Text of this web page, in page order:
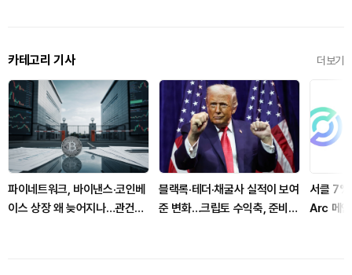
카테고리 기사 더보기
파이네트워크, 바이낸스·코인베
이스 상장 왜 늦어지나…관건은
블랙록·테더·채굴사 실적이 보여
준 변화…크립토 수익축, 준비금
서클 7%
Arc 메인